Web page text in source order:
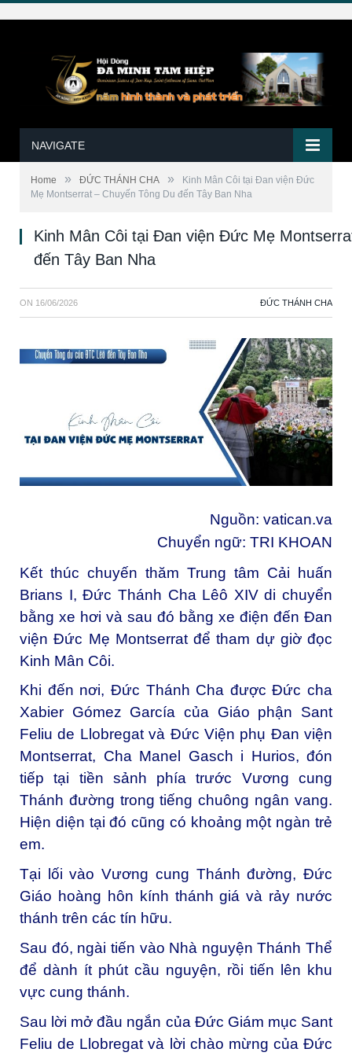
NAVIGATE
Home » ĐỨC THÁNH CHA »
Kinh Mân Côi tại Đan viện Đức
Mẹ Montserrat – Chuyến Tông Du đến Tây Ban Nha
Kinh Mân Côi tại Đan viện Đức Mẹ
đến Tây Ban Nha
ON 16/06/2026 ĐỨC THÁNH CHA
Nguồn: vatican.va
Chuyển ngữ: TRI KHOAN
Kết thúc chuyến thăm Trung tâm Cải huấn
Brians I, Đức Thánh Cha Lêô XIV di chuyển
bằng xe hơi và sau đó bằng xe điện đến Đan
viện Đức Mẹ Montserrat để tham dự giờ đọc
Kinh Mân Côi.
Khi đến nơi, Đức Thánh Cha được Đức cha
Xabier Gómez García của Giáo phận Sant
Feliu de Llobregat và Đức Viện phụ Đan viện
Montserrat, Cha Manel Gasch i Hurios, đón
tiếp tại tiền sảnh phía trước Vương cung
Thánh đường trong tiếng chuông ngân vang.
Hiện diện tại đó cũng có khoảng một ngàn trẻ
em.
Tại lối vào Vương cung Thánh đường, Đức
Giáo hoàng hôn kính thánh giá và rảy nước
thánh trên các tín hữu.
Sau đó, ngài tiến vào Nhà nguyện Thánh Thể
để dành ít phút cầu nguyện, rồi tiến lên khu
vực cung thánh.
Sau lời mở đầu ngắn của Đức Giám mục Sant
Feliu de Llobregat và lời chào mừng của Đức